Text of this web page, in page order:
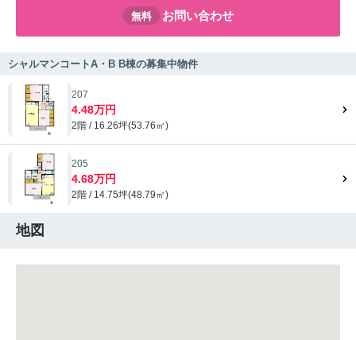
無料 お問い合わせ
シャルマンコートA・B B棟の募集中物件
207
4.48万円
2階 / 16.26坪(53.76㎡)
205
4.68万円
2階 / 14.75坪(48.79㎡)
地図